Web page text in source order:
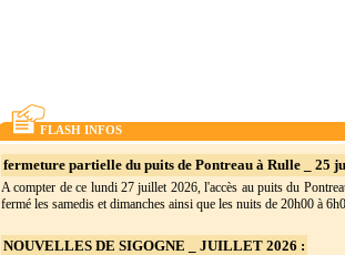
FLASH INFOS
fermeture partielle du puits de Pontreau à Rulle _ 25
A compter de ce lundi 27 juillet 2026, l'accès au puits du
fermé les samedis et dimanches ainsi que les nuits de 20h00 à
NOUVELLES DE SIGOGNE _ JUILLET 2026 :